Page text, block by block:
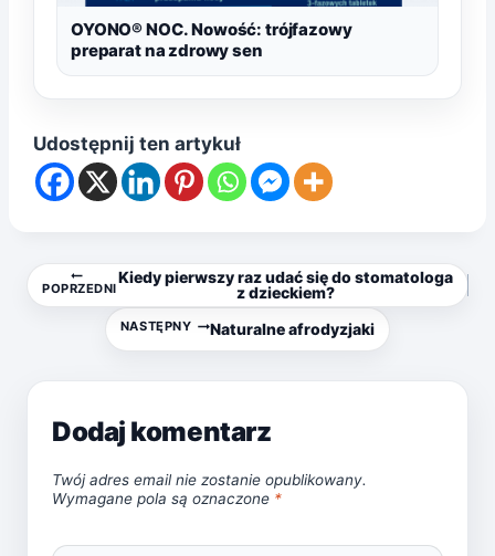
OYONO® NOC. Nowość: trójfazowy
preparat na zdrowy sen
Udostępnij ten artykuł
Nawigacja
wpisu
POPRZEDNI
Kiedy pierwszy raz udać się do stomatologa
z dzieckiem?
NASTĘPNY Naturalne afrodyzjaki
Dodaj komentarz
Twój adres email nie zostanie opublikowany.
Wymagane pola są oznaczone *